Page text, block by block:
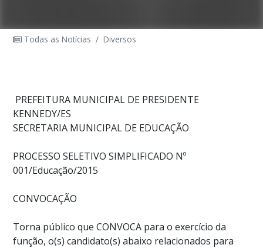
Todas as Notícias / Diversos
PREFEITURA MUNICIPAL DE PRESIDENTE
KENNEDY/ES
SECRETARIA MUNICIPAL DE EDUCAÇÃO
PROCESSO SELETIVO SIMPLIFICADO Nº
001/Educação/2015
CONVOCAÇÃO
Torna público que CONVOCA para o exercício da
função, o(s) candidato(s) abaixo relacionados para